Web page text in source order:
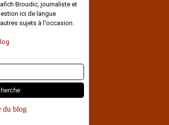
Broudic, journaliste et
ici de langue
sujets à l'occasion.
du blog